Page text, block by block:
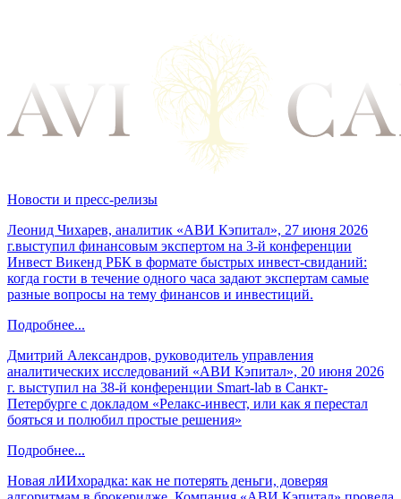
Новости и пресс-релизы
Леонид Чихарев, аналитик «АВИ Кэпитал», 27 июня 2026
г.выступил финансовым экспертом на 3-й конференции
Инвест Викенд РБК в формате быстрых инвест-свиданий:
когда гости в течение одного часа задают экспертам самые
разные вопросы на тему финансов и инвестиций.
Подробнее...
Дмитрий Александров, руководитель управления
аналитических исследований «АВИ Кэпитал», 20 июня 2026
г. выступил на 38-й конференции Smart-lab в Санкт-
Петербурге с докладом «Релакс-инвест, или как я перестал
бояться и полюбил простые решения»
Подробнее...
Новая лИИхорадка: как не потерять деньги, доверяя